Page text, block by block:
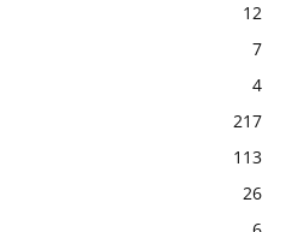
12
7
4
217
113
26